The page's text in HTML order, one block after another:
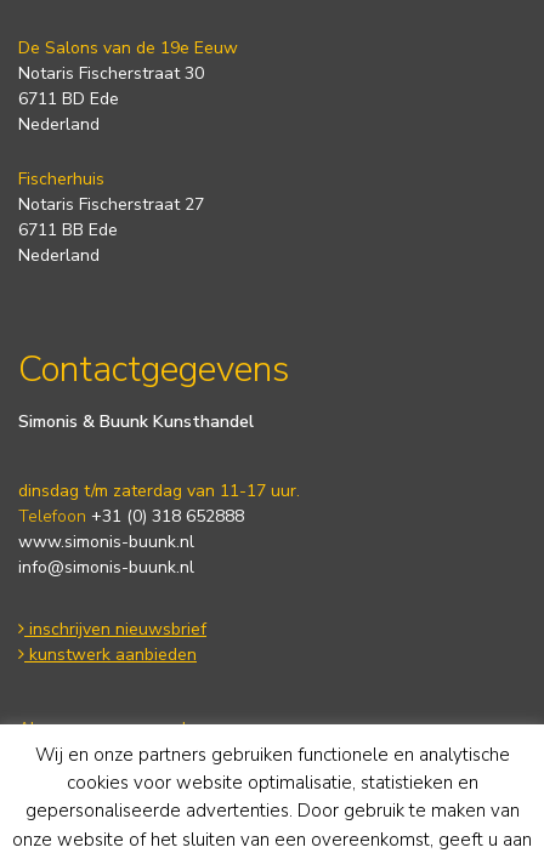
De Salons van de 19e Eeuw
Notaris Fischerstraat 30
6711 BD Ede
Nederland
Fischerhuis
Notaris Fischerstraat 27
6711 BB Ede
Nederland
Contactgegevens
Simonis & Buunk Kunsthandel
dinsdag t/m zaterdag van 11-17 uur.
Telefoon +31 (0) 318 652888
www.simonis-buunk.nl
info@simonis-buunk.nl
inschrijven nieuwsbrief
kunstwerk aanbieden
Algemene voorwaarden
Privacy statement
Cookie Policy
Disclaimer
Wij en onze partners gebruiken functionele en analytische
cookies voor website optimalisatie, statistieken en
gepersonaliseerde advertenties. Door gebruik te maken van
onze website of het sluiten van een overeenkomst, geeft u aan